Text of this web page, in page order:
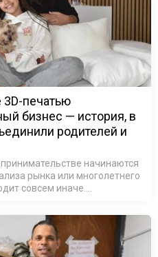
3D-печатью
бизнес — история, в
родителей и
начинаются
рынка или многолетнего
совсем иначе.